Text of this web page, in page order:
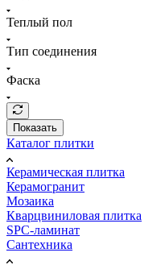
Теплый пол
Тип соединения
Фаска
Показать
Каталог плитки
Керамическая плитка
Керамогранит
Мозаика
Кварцвиниловая плитка
SPC-ламинат
Сантехника